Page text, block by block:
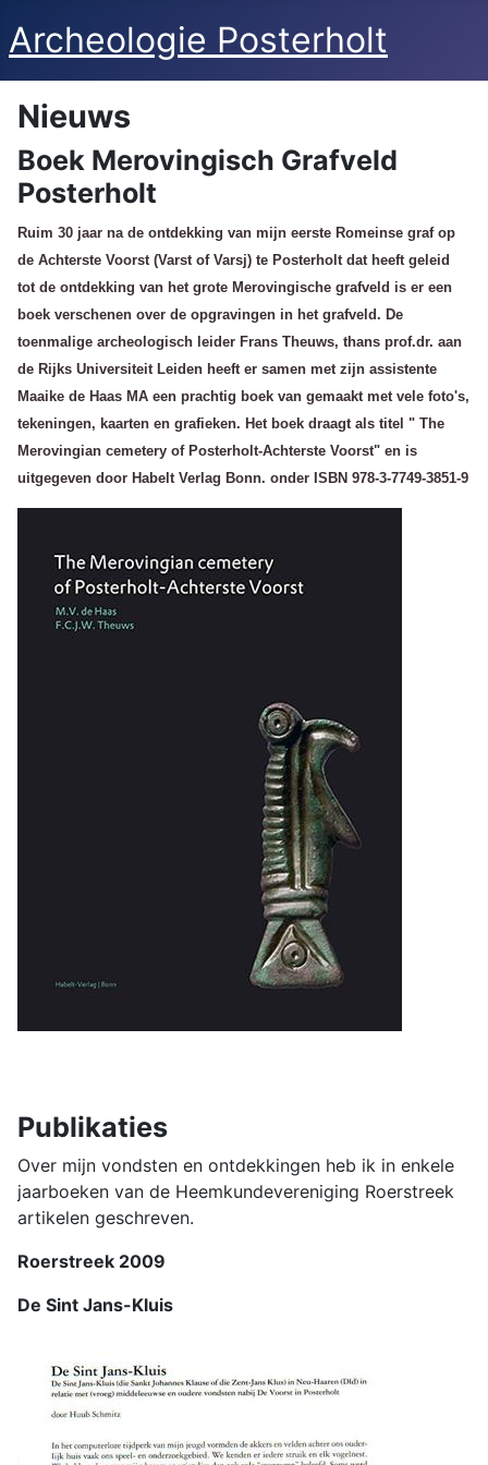
Archeologie Posterholt
Nieuws
Boek Merovingisch Grafveld
Posterholt
Ruim 30 jaar na de ontdekking van mijn eerste Romeinse graf op
de Achterste Voorst (Varst of Varsj) te Posterholt dat heeft geleid
tot de ontdekking van het grote Merovingische grafveld is er een
boek verschenen over de opgravingen in het grafveld. De
toenmalige archeologisch leider Frans Theuws, thans prof.dr. aan
de Rijks Universiteit Leiden heeft er samen met zijn assistente
Maaike de Haas MA een prachtig boek van gemaakt met vele foto's,
tekeningen, kaarten en grafieken. Het boek draagt als titel " The
Merovingian cemetery of Posterholt-Achterste Voorst" en is
uitgegeven door Habelt Verlag Bonn. onder ISBN 978-3-7749-3851-9
Publikaties
Over mijn vondsten en ontdekkingen heb ik in enkele
jaarboeken van de Heemkundevereniging Roerstreek
artikelen geschreven.
Roerstreek 2009
De Sint Jans-Kluis